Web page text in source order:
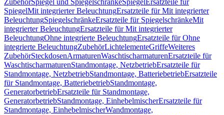
ZubehörSpiegel und SpiegelschränkeSpiegel Ersatzteile für
SpiegelMit integrierter BeleuchtungErsatzteile für Mit integrierter
BeleuchtungSpiegelschränkeErsatzteile für SpiegelschränkeMit
integrierter BeleuchtungErsatzteile für Mit integrierter
BeleuchtungOhne integrierte BeleuchtungErsatzteile für Ohne
integrierte BeleuchtungZubehörLichtelementeGriffeWeiteres
ZubehörSteckdosenArmaturenWaschtischarmaturenErsatzteile für
WaschtischarmaturenStandmontage, NetzbetriebErsatzteile für
Standmontage, NetzbetriebStandmontage, BatteriebetriebErsatzteile
für Standmontage, BatteriebetriebStandmontage,
GeneratorbetriebErsatzteile für Standmontage,
GeneratorbetriebStandmontage, EinhebelmischerErsatzteile für
Standmontage, EinhebelmischerWandmontage,